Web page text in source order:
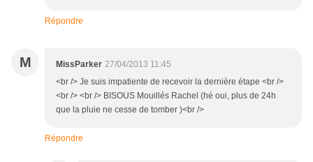
Répondre
M MissParker 27/04/2013 11:45
<br /> Je suis impatiente de recevoir la dernière étape <br />
<br /> <br /> BISOUS Mouillés Rachel (hé oui, plus de 24h
que la pluie ne cesse de tomber )<br />
Répondre